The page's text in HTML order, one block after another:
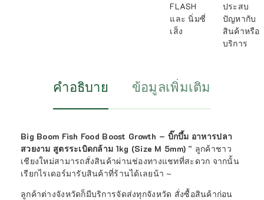
FLASH
และ นิ่มซี่
เส็ง
ประสบ
ปัญหากับ
สินค้าหรือ
บริการ
คำอธิบาย ข้อมูลเพิ่มเติม
Big Boom Fish Food Boost Growth – บิ๊กบึ้ม อาหารปลา
สวยงาม สูตรระเบิดกล้าม 1kg (Size M 5mm) ” ลูกค้าชาว
เชียงใหม่สามารถสั่งสินค้าผ่านช่องทางแชทที่สะดวก จากนั้น
เรียกไรเดอร์มารับสินค้าที่ร้านได้เลยน้า ~
ลูกค้าต่างจังหวัดก็มีบริการจัดส่งทุกจังหวัด สั่งซื้อสินค้าก่อน